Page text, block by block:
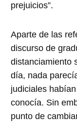
prejuicios”.
Aparte de las
discurso de
distanciamiento
día, nada
judiciales
conocía. Sin
punto de